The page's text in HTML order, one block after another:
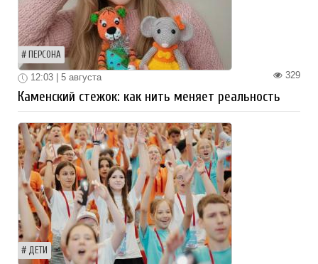
ПЕРСОНА
329
12:03 | 5 августа
Каменский стежок: как нить меняет реальность
ДЕТИ